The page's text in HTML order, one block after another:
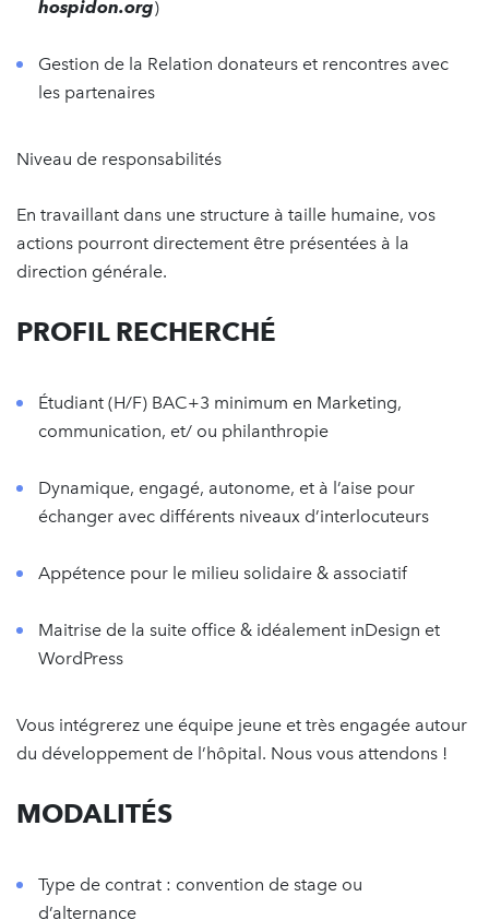
hospidon.org)
Gestion de la Relation donateurs et rencontres avec
les partenaires
Niveau de responsabilités
En travaillant dans une structure à taille humaine, vos
actions pourront directement être présentées à la
direction générale.
PROFIL RECHERCHÉ
Étudiant (H/F) BAC+3 minimum en Marketing,
communication, et/ ou philanthropie
Dynamique, engagé, autonome, et à l’aise pour
échanger avec différents niveaux d’interlocuteurs
Appétence pour le milieu solidaire & associatif
Maitrise de la suite office & idéalement inDesign et
WordPress
Vous intégrerez une équipe jeune et très engagée autour
du développement de l’hôpital. Nous vous attendons !
MODALITÉS
Type de contrat : convention de stage ou
d’alternance